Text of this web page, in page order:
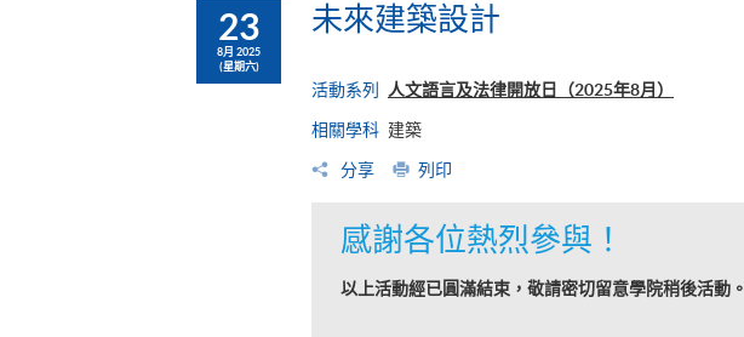
23
8月 2025
(星期六)
未來建築設計
活動系列 人文語言及法律開放日（2025年8月）
相關學科 建築
分享 列印
感謝各位熱烈參與！
以上活動經已圓滿結束，敬請密切留意學院稍後活動。